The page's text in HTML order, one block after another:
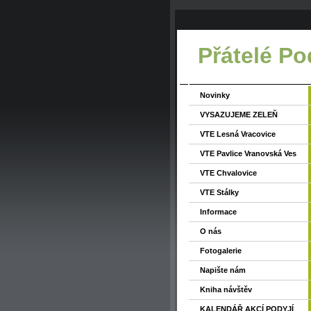
Přátelé
Novinky
VYSAZUJEME ZELEŇ
VTE Lesná Vracovice
VTE Pavlice Vranovská Ves
VTE Chvalovice
VTE Stálky
Informace
O nás
Fotogalerie
Napište nám
Kniha návštěv
KALENDÁŘ AKCÍ PODYJÍ